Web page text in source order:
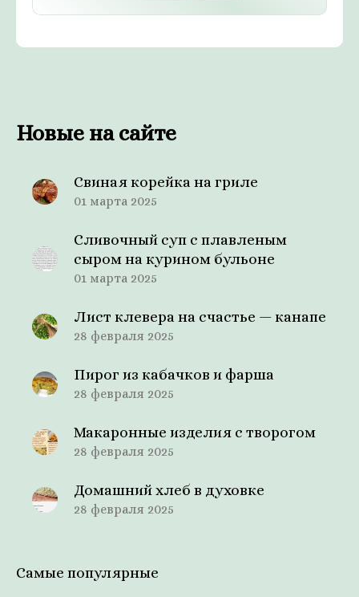
Новые на сайте
Свиная корейка на гриле
01 марта 2025
Сливочный суп с плавленым
сыром на курином бульоне
01 марта 2025
Лист клевера на счастье — канапе
28 февраля 2025
Пирог из кабачков и фарша
28 февраля 2025
Макаронные изделия с творогом
28 февраля 2025
Домашний хлеб в духовке
28 февраля 2025
Самые популярные